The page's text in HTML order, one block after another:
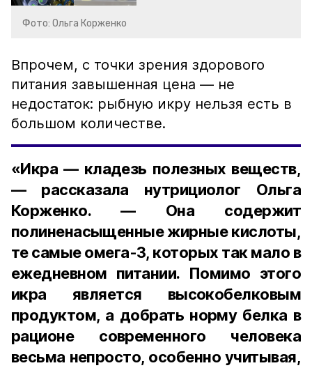
Фото: Ольга Корженко
Впрочем, с точки зрения здорового
питания завышенная цена — не
недостаток: рыбную икру нельзя есть в
большом количестве.
«Икра — кладезь полезных веществ,
— рассказала нутрициолог Ольга
Корженко. — Она содержит
полиненасыщенные жирные кислоты,
те самые омега-3, которых так мало в
ежедневном питании. Помимо этого
икра является высокобелковым
продуктом, а добрать норму белка в
рационе современного человека
весьма непросто, особенно учитывая,